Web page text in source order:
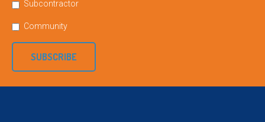
Subcontractor
Community
SUBSCRIBE